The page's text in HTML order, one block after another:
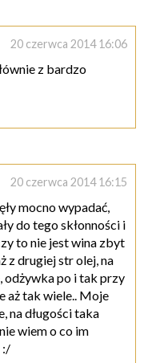
20 czerwca 2014 16:06
z bardzo
20 czerwca 2014 16:15
mocno wypadać,
do tego skłonności i
to nie jest wina zbyt
z drugiej str olej, na
odżywka po i tak przy
aż tak wiele.. Moje
na długości taka
wiem o co im
:/